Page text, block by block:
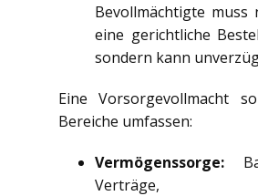
Bevollmächtigte
eine gerichtliche
sondern kann
Eine Vorsorgevollmacht
Bereiche umfassen:
Vermögenssorge:
Verträge,